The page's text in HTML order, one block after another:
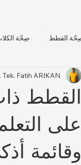
القطط صِحّة
الحيوانات واللوائح التن
القطط
على
وقائمة
Tek. Fatih ARIKAN